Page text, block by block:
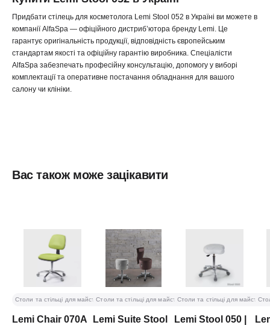
Придбати стілець для косметолога Lemi Stool 052 в Україні ви можете в
компанії AlfaSpa — офіційного дистриб’ютора бренду Lemi. Це
гарантує оригінальність продукції, відповідність європейським
стандартам якості та офіційну гарантію виробника. Спеціалісти
AlfaSpa забезпечать професійну консультацію, допомогу у виборі
комплектації та оперативне постачання обладнання для вашого
салону чи клініки.
Вас також може зацікавити
Lemi Chair 070A
Столи та стільці для майстрів
Lemi Suite Stool
Столи та стільці для майстрів
Lemi Stool 050 |
Столи та стільці для майстрів